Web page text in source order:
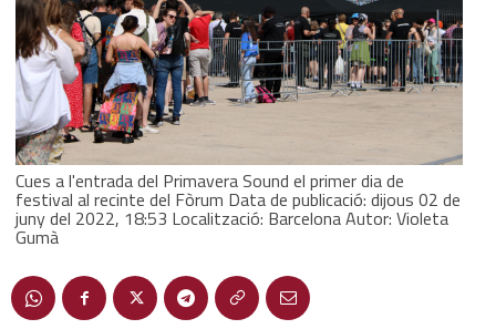
Cues a l'entrada del Primavera Sound el primer dia de
festival al recinte del Fòrum Data de publicació: dijous 02 de
juny del 2022, 18:53 Localització: Barcelona Autor: Violeta
Gumà